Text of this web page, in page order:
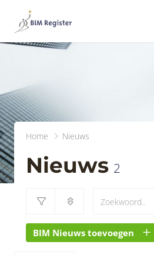
Home Nieuws
Nieuws 2
BIM Nieuws toevoegen